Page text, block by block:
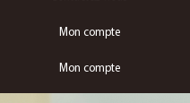
Mon compte
Mon compte